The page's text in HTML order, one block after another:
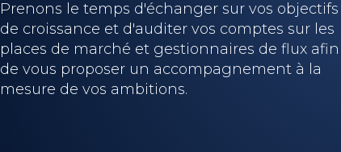
Prenons le temps d'échanger sur vos objectifs
de croissance et d'auditer vos comptes sur les
places de marché et gestionnaires de flux afin
de vous proposer un accompagnement à la
mesure de vos ambitions.